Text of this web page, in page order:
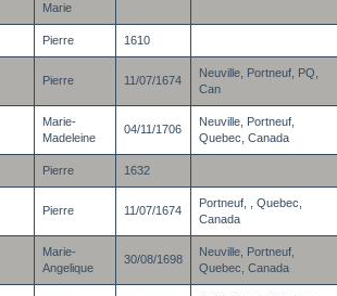
Marie
Pierre 1610
Pierre 11/07/1674
Neuville, Portneuf, PQ,
Can
Marie-
Madeleine
04/11/1706
Neuville, Portneuf,
Quebec, Canada
Pierre 1632
Pierre 11/07/1674
Portneuf, , Quebec,
Canada
Marie-
Angelique
30/08/1698
Neuville, Portneuf,
Quebec, Canada